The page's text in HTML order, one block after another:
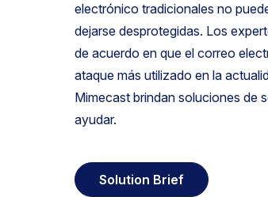
electrónico tradicionales no
dejarse desprotegidas. Los
de acuerdo en que el correo
ataque más utilizado en la
Mimecast brindan soluciones de
ayudar.
Solution Brief